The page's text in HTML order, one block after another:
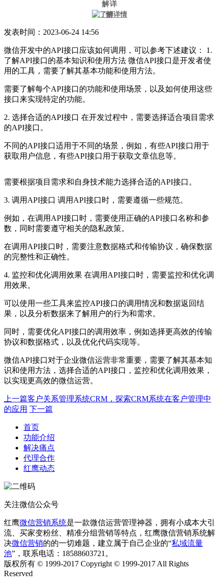
发表时间：2023-06-24 14:56
微信开发中的API接口应该如何调用，可以参考下述建议： 1.
了解API接口的基本知识和使用方法 微信API接口是开发者使
用的工具，需要了解其基本功能和使用方法。
需要了解每个API接口的功能和使用场景，以及如何使用这些
接口来实现特定的功能。
2. 选择合适的API接口 在开发过程中，需要选择适合项目需求
的API接口。
不同的API接口适用于不同的场景，例如，有些API接口用于
获取用户信息，有些API接口用于获取文章信息等。
需要根据项目需求和自身技术能力选择合适的API接口。
3. 调用API接口 调用API接口时，需要遵循一些规范。
例如，在调用API接口时，需要使用正确的API接口名称和参
数，同时需要遵守相关的隐私政策。
在调用API接口时，需要注意数据格式和传输协议，确保数据
的完整性和正确性。
4. 监控和优化调用效果 在调用API接口时，需要监控和优化调
用效果。
可以使用一些工具来监控API接口的调用情况和数据返回结
果，以及分析数据来了解用户的行为和需求。
同时，需要优化API接口的调用效率，例如选择更高效的传输
协议和数据格式，以及优化代码实现等。
微信API接口对于企业微信运营非常重要，需要了解其基本知
识和使用方法，选择合适的API接口，监控和优化调用效果，
以实现更高效的微信运营。
上一篇客户关系管理系统CRM，探索CRM系统在客户管理中
的应用 下一篇
首页
功能介绍
解决痛点
代理合作
红鹰动态
关注微信公众号
红鹰微信营销系统是一款微信运营管理神器，拥有小成本大引
流、买家变粉丝、精准分组营销等特点，红鹰微信营销系统解
决微信营销的的一切难题，建立属于自己企业的“私域流量
池”，联系电话：18588603721。
版权所有 © 1999-2017 Copyright © 1999-2017 All Rights
Reserved